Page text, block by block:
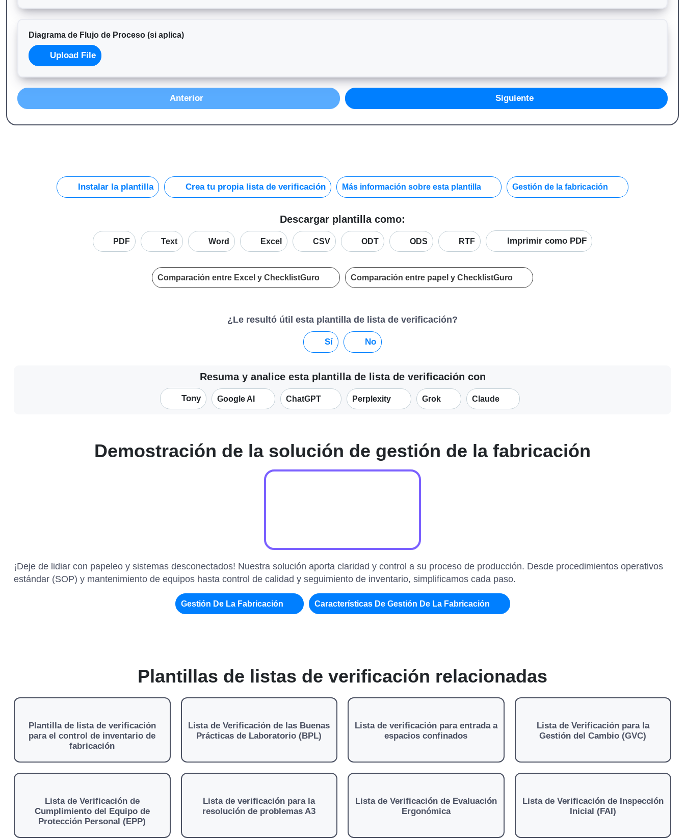
Diagrama de Flujo de Proceso (si aplica)
Upload File
Anterior Siguiente
Instalar la plantilla Crea tu propia lista de verificación Más información sobre esta plantilla Gestión de la fabricación
Descargar plantilla como:
PDF Text Word Excel CSV ODT ODS RTF Imprimir como PDF
Comparación entre Excel y ChecklistGuro Comparación entre papel y ChecklistGuro
¿Le resultó útil esta plantilla de lista de verificación?
Sí No
Resuma y analice esta plantilla de lista de verificación con
Tony Google AI ChatGPT Perplexity Grok Claude
Demostración de la solución de gestión de la fabricación
¡Deje de lidiar con papeleo y sistemas desconectados! Nuestra solución aporta claridad y control a su proceso de producción. Desde procedimientos operativos
estándar (SOP) y mantenimiento de equipos hasta control de calidad y seguimiento de inventario, simplificamos cada paso.
Gestión De La Fabricación Características De Gestión De La Fabricación
Plantillas de listas de verificación relacionadas
Plantilla de lista de verificación
para el control de inventario de
fabricación
Lista de Verificación de las Buenas
Prácticas de Laboratorio (BPL)
Lista de verificación para entrada a
espacios confinados
Lista de Verificación para la
Gestión del Cambio (GVC)
Lista de Verificación de
Cumplimiento del Equipo de
Protección Personal (EPP)
Lista de verificación para la
resolución de problemas A3
Lista de Verificación de Evaluación
Ergonómica
Lista de Verificación de Inspección
Inicial (FAI)